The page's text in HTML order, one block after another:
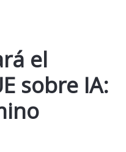
el
sobre IA: